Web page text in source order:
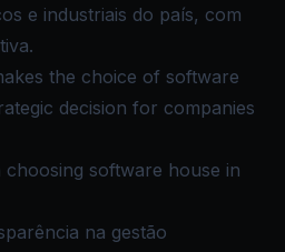
e industriais do país, com
the choice of software
decision for companies
software house in
na gestão